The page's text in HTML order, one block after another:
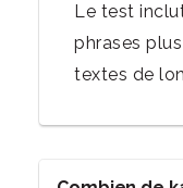
Le test
phrases
textes de